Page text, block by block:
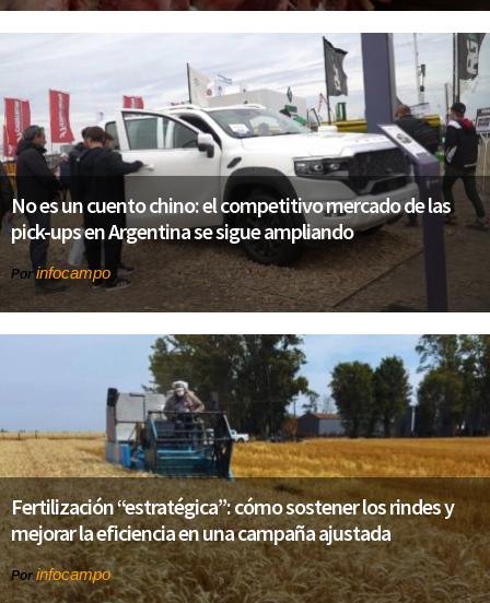
No es un cuento chino: el competitivo mercado de las
pick-ups en Argentina se sigue ampliando
Por infocampo
Fertilización “estratégica”: cómo sostener los rindes y
mejorar la eficiencia en una campaña ajustada
Por infocampo